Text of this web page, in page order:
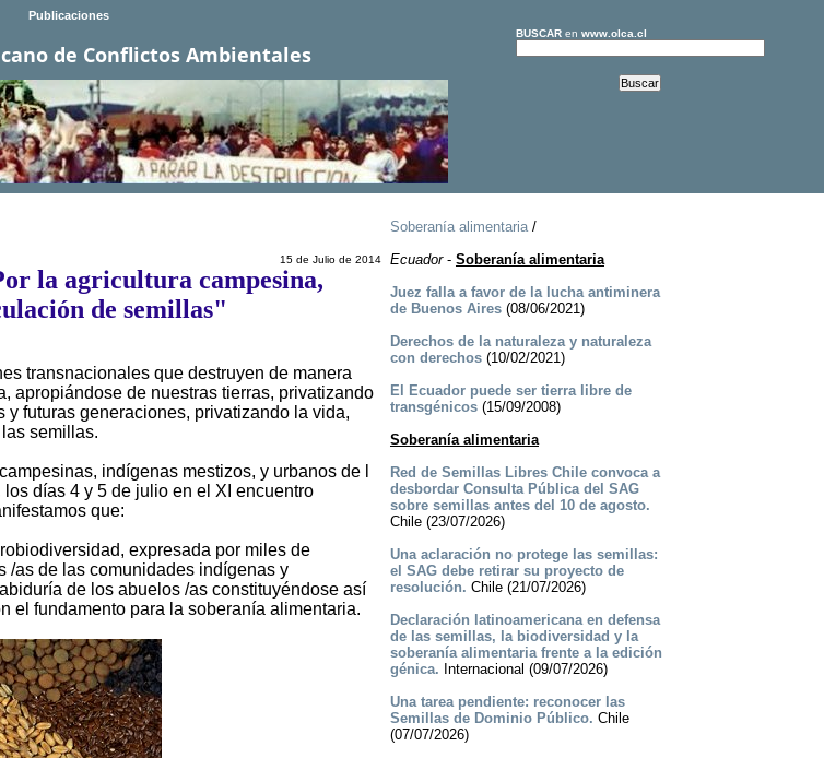
Publicaciones
de Conflictos Ambientales
BUSCARen www.olca.cl
15 de Julio de 2014
la agricultura campesina,
de semillas"
transnacionales que destruyen de manera
apropiándose de nuestras tierras, privatizando
futuras generaciones, privatizando la vida,
semillas.
indígenas mestizos, y urbanos de l
días 4 y 5 de julio en el XI encuentro
que:
expresada por miles de
/as de las comunidades indígenas y
de los abuelos /as constituyéndose así
el fundamento para la soberanía alimentaria.
Soberanía alimentaria/
Ecuador- Soberanía alimentaria
Juez falla a favor de la lucha antiminera
de Buenos Aires(08/06/2021)
Derechos de la naturaleza y naturaleza
con derechos(10/02/2021)
El Ecuador puede ser tierra libre de
transgénicos(15/09/2008)
Soberanía alimentaria
Red de Semillas Libres Chile convoca a
desbordar Consulta Pública del SAG
sobre semillas antes del 10 de agosto.
Chile (23/07/2026)
Una aclaración no protege las semillas:
el SAG debe retirar su proyecto de
resolución. Chile (21/07/2026)
Declaración latinoamericana en defensa
de las semillas, la biodiversidad y la
soberanía alimentaria frente a la edición
génica. Internacional (09/07/2026)
Una tarea pendiente: reconocer las
Semillas de Dominio Público. Chile
(07/07/2026)